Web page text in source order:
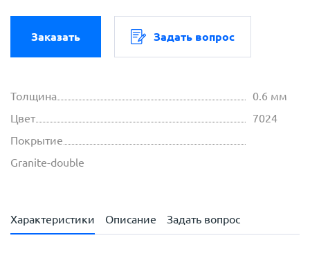
Заказать Задать вопрос
Толщина
0.6 мм
Цвет
7024
Покрытие
Granite-double
Характеристики Описание Задать вопрос